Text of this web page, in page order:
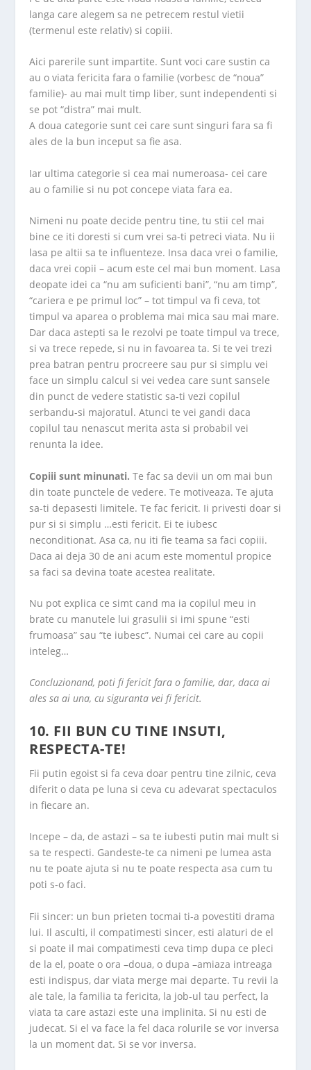
langa care alegem sa ne petrecem restul vietii
(termenul este relativ) si copiii.
Aici parerile sunt impartite. Sunt voci care sustin ca
au o viata fericita fara o familie (vorbesc de “noua”
familie)- au mai mult timp liber, sunt independenti si
se pot “distra” mai mult.
A doua categorie sunt cei care sunt singuri fara sa fi
ales de la bun inceput sa fie asa.
Iar ultima categorie si cea mai numeroasa- cei care
au o familie si nu pot concepe viata fara ea.
Nimeni nu poate decide pentru tine, tu stii cel mai
bine ce iti doresti si cum vrei sa-ti petreci viata. Nu ii
lasa pe altii sa te influenteze. Insa daca vrei o familie,
daca vrei copii – acum este cel mai bun moment. Lasa
deopate idei ca “nu am suficienti bani”, “nu am timp”,
“cariera e pe primul loc” – tot timpul va fi ceva, tot
timpul va aparea o problema mai mica sau mai mare.
Dar daca astepti sa le rezolvi pe toate timpul va trece,
si va trece repede, si nu in favoarea ta. Si te vei trezi
prea batran pentru procreere sau pur si simplu vei
face un simplu calcul si vei vedea care sunt sansele
din punct de vedere statistic sa-ti vezi copilul
serbandu-si majoratul. Atunci te vei gandi daca
copilul tau nenascut merita asta si probabil vei
renunta la idee.
Copiii sunt minunati. Te fac sa devii un om mai bun
din toate punctele de vedere. Te motiveaza. Te ajuta
sa-ti depasesti limitele. Te fac fericit. Ii privesti doar si
pur si si simplu …esti fericit. Ei te iubesc
neconditionat. Asa ca, nu iti fie teama sa faci copiii.
Daca ai deja 30 de ani acum este momentul propice
sa faci sa devina toate acestea realitate.
Nu pot explica ce simt cand ma ia copilul meu in
brate cu manutele lui grasulii si imi spune “esti
frumoasa” sau “te iubesc”. Numai cei care au copii
inteleg…
Concluzionand, poti fi fericit fara o familie, dar, daca ai
ales sa ai una, cu siguranta vei fi fericit.
10. FII BUN CU TINE INSUTI,
RESPECTA-TE!
Fii putin egoist si fa ceva doar pentru tine zilnic, ceva
diferit o data pe luna si ceva cu adevarat spectaculos
in fiecare an.
Incepe – da, de astazi – sa te iubesti putin mai mult si
sa te respecti. Gandeste-te ca nimeni pe lumea asta
nu te poate ajuta si nu te poate respecta asa cum tu
poti s-o faci.
Fii sincer: un bun prieten tocmai ti-a povestiti drama
lui. Il asculti, il compatimesti sincer, esti alaturi de el
si poate il mai compatimesti ceva timp dupa ce pleci
de la el, poate o ora –doua, o dupa –amiaza intreaga
esti indispus, dar viata merge mai departe. Tu revii la
ale tale, la familia ta fericita, la job-ul tau perfect, la
viata ta care astazi este una implinita. Si nu esti de
judecat. Si el va face la fel daca rolurile se vor inversa
la un moment dat. Si se vor inversa.